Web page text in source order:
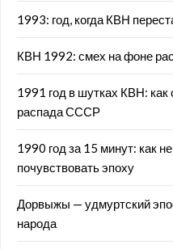
1993: год, когда КВН
КВН 1992: смех на фоне
1991 год в шутках КВН: как
распада СССР
1990 год за 15 минут: как
почувствовать эпоху
Дорвыжы — удмуртский
народа